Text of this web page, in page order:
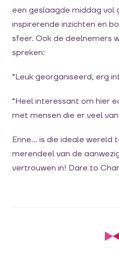
een geslaagde middag vol
inspirerende inzichten en
sfeer. Ook de deelnemers
spreken:
“Leuk georganiseerd, erg
“Heel interessant om hier
met mensen die er veel
Enne… is die ideale wereld
merendeel van de
vertrouwen in! Dare to